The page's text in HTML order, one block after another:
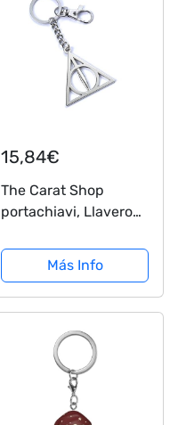
15,84€
The Carat Shop
portachiavi, Llavero
opacity, Plata, 5cm
Más Info